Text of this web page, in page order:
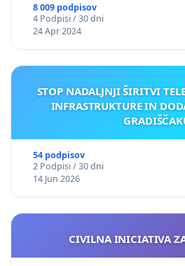
8 009 podpisov
4 Podpisi / 30 dni
24 Apr 2024
STOP NADALJNJI ŠIRITVI
INFRASTRUKTURE IN
54 podpisov
2 Podpisi / 30 dni
14 Jun 2026
CIVILNA INICIATIVA